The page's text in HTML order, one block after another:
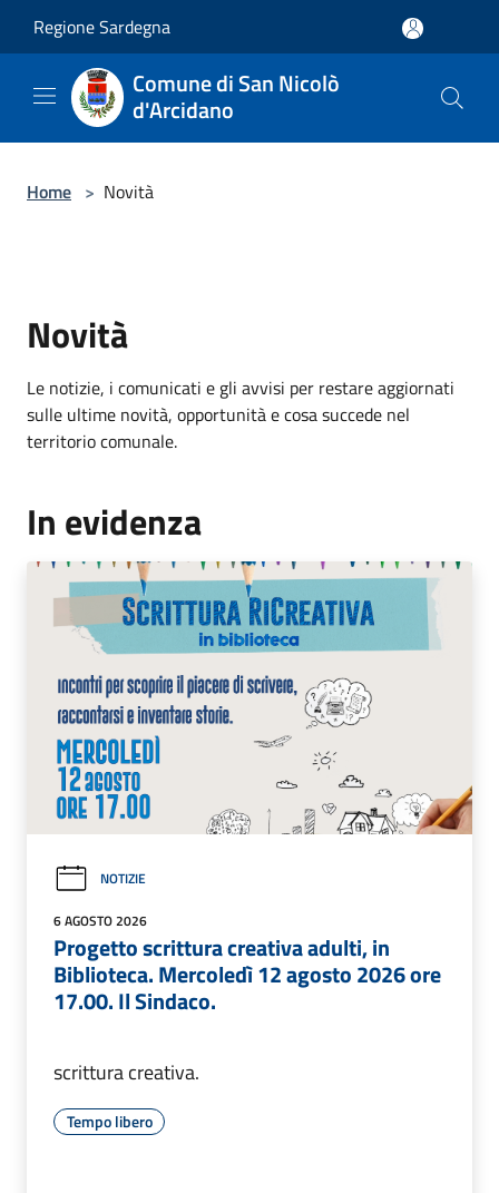
Regione Sardegna
Comune di San Nicolò
d'Arcidano
Home > Novità
Novità
Le notizie, i comunicati e gli avvisi per restare aggiornati
sulle ultime novità, opportunità e cosa succede nel
territorio comunale.
In evidenza
NOTIZIE
6 AGOSTO 2026
Progetto scrittura creativa adulti, in
Biblioteca. Mercoledì 12 agosto 2026 ore
17.00. Il Sindaco.
scrittura creativa.
Tempo libero